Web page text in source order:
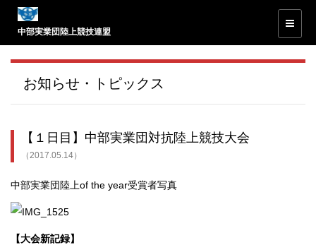
中部実業団陸上競技連盟
お知らせ・トピックス
【１日目】中部実業団対抗陸上競技大会
（2017.05.14）
中部実業団陸上of the year受賞者写真
【大会新記録】